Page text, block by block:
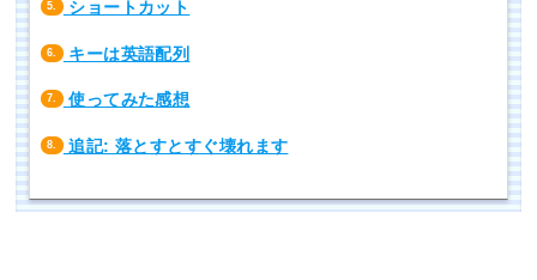
5. ショートカット
6. キーは英語配列
7. 使ってみた感想
8. 追記: 落とすとすぐ壊れます